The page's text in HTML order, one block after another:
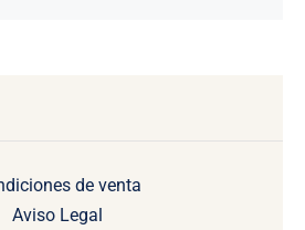
de venta
Aviso Legal